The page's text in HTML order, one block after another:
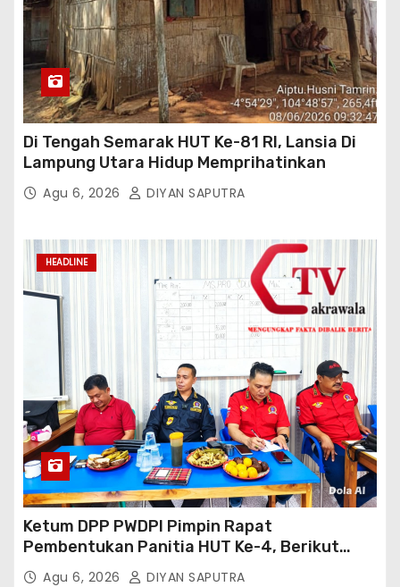
Di Tengah Semarak HUT Ke-81 RI, Lansia Di
Lampung Utara Hidup Memprihatinkan
Agu 6, 2026 DIYAN SAPUTRA
HEADLINE
Ketum DPP PWDPI Pimpin Rapat
Pembentukan Panitia HUT Ke-4, Berikut
Susunan Dan Rangkaian Kegiatannya
Agu 6, 2026 DIYAN SAPUTRA